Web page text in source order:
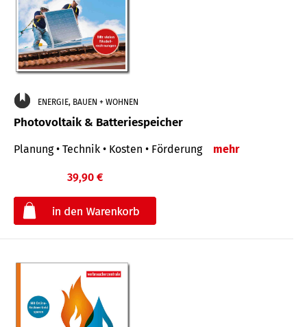
ENERGIE, BAUEN + WOHNEN
Photovoltaik & Batteriespeicher
Planung • Technik • Kosten • Förderung mehr
39,90 €